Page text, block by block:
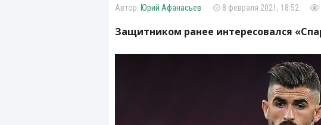
Юрий Афанасьев 8 февраля 2021, 18:52
Защитником ранее интересовался